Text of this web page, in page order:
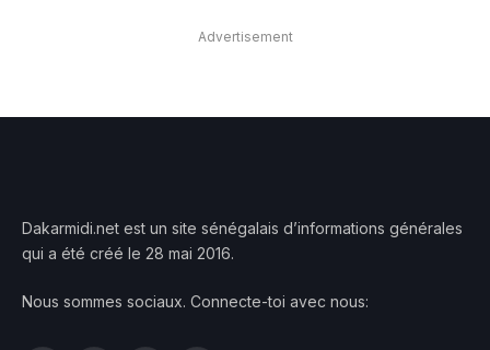
Advertisement
Dakarmidi.net est un site sénégalais d’informations générales
qui a été créé le 28 mai 2016.
Nous sommes sociaux. Connecte-toi avec nous: